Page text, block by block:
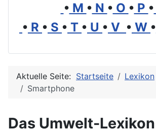
• M • N • O • P •
• R • S • T • U • V • W •
Aktuelle Seite: Startseite Lexikon
Smartphone
Das Umwelt-Lexikon